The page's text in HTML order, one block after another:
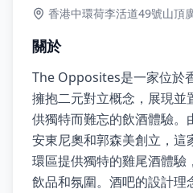
香港中環荷李活道49號山頂
關於
The Opposites是一家位於
擁抱二元對立概念，展現並
供獨特而難忘的飲酒體驗。
安東尼奧和郭森美創立，這
環區提供獨特的雞尾酒體驗
飲品和氛圍。酒吧的設計理